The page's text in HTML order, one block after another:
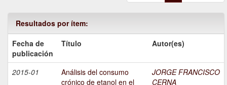
Resultados por ítem:
Fecha de
publicación
Título Autor(es)
2015-01
Análisis del consumo
crónico de etanol en el
JORGE FRANCISCO
CERNA